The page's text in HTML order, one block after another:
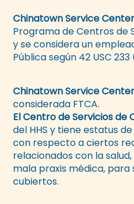
Chinatown Service Center
Programa de Centros de
y se considera un
Pública según 42 USC
Chinatown Service Center
considerada FTCA.
El Centro de Servicios de
del HHS y tiene estatus
con respecto a ciertos
relacionados con la
mala praxis médica, para
cubiertos.